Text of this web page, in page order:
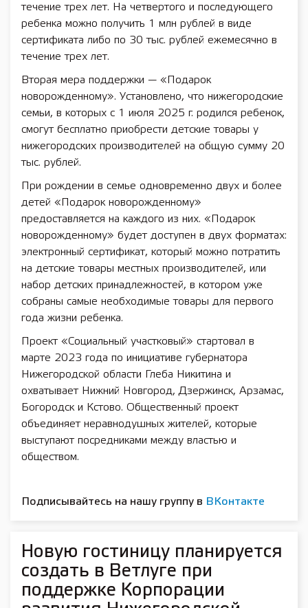
течение трех лет. На четвертого и последующего
ребенка можно получить 1 млн рублей в виде
сертификата либо по 30 тыс. рублей ежемесячно в
течение трех лет.
Вторая мера поддержки — «Подарок
новорожденному». Установлено, что нижегородские
семьи, в которых с 1 июля 2025 г. родился ребенок,
смогут бесплатно приобрести детские товары у
нижегородских производителей на общую сумму 20
тыс. рублей.
При рождении в семье одновременно двух и более
детей «Подарок новорожденному»
предоставляется на каждого из них. «Подарок
новорожденному» будет доступен в двух форматах:
электронный сертификат, который можно потратить
на детские товары местных производителей, или
набор детских принадлежностей, в котором уже
собраны самые необходимые товары для первого
года жизни ребенка.
Проект «Социальный участковый» стартовал в
марте 2023 года по инициативе губернатора
Нижегородской области Глеба Никитина и
охватывает Нижний Новгород, Дзержинск, Арзамас,
Богородск и Кстово. Общественный проект
объединяет неравнодушных жителей, которые
выступают посредниками между властью и
обществом.
Подписывайтесь на нашу группу в ВКонтакте
Новую гостиницу планируется
создать в Ветлуге при
поддержке Корпорации